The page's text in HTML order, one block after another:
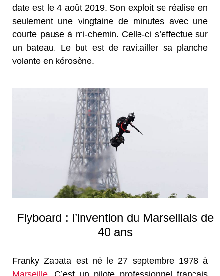
date est le 4 août 2019. Son exploit se réalise en
seulement une vingtaine de minutes avec une
courte pause à mi-chemin. Celle-ci s’effectue sur
un bateau. Le but est de ravitailler sa planche
volante en kérosène.
Flyboard : l’invention du Marseillais de
40 ans
Franky Zapata est né le 27 septembre 1978 à